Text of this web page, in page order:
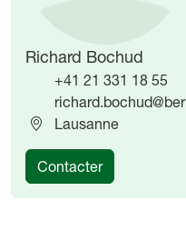
Richard Bochud
+41 21 331 18 55
Lausanne
Contacter